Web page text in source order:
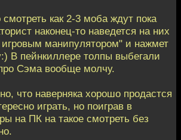
смотреть как 2-3 моба ждут пока
наконец-то наведется на них
манипулятором" и нажмет
В пейнкиллере толпы выбегали
Сэма вообще молчу.
что наверняка хорошо продастся
играть, но поиграв в
на ПК на такое смотреть без